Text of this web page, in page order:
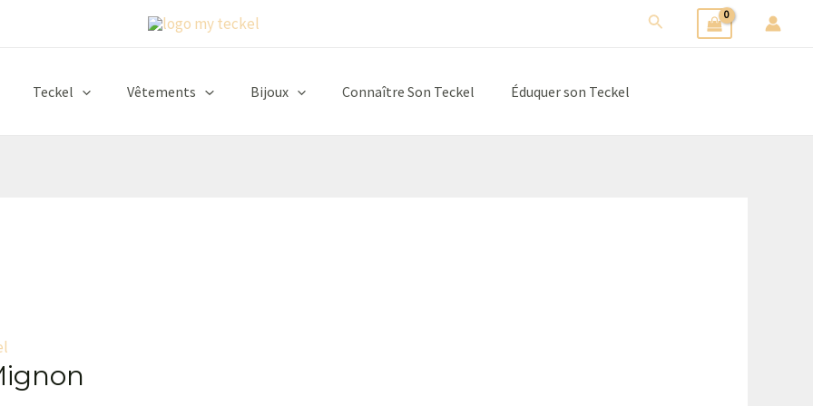
Rechercher
Teckel Vêtements Bijoux Connaître Son Teckel Éduquer son Teckel